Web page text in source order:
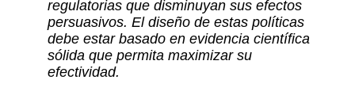
regulatorias que disminuyan sus efectos
persuasivos. El diseño de estas políticas
debe estar basado en evidencia científica
sólida que permita maximizar su
efectividad.